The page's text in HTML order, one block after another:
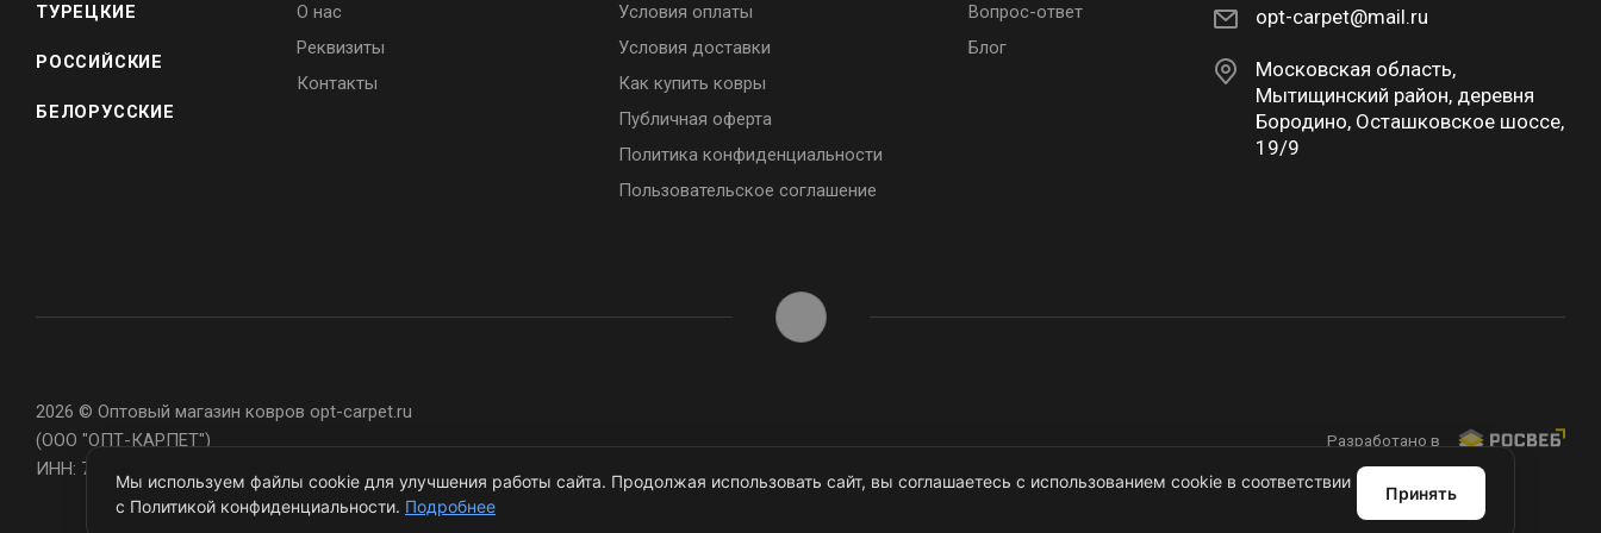
ТУРЕЦКИЕ
РОССИЙСКИЕ
БЕЛОРУССКИЕ
О нас
Реквизиты
Контакты
Условия оплаты
Условия доставки
Как купить ковры
Публичная оферта
Политика конфиденциальности
Пользовательское соглашение
Вопрос-ответ
Блог
opt-carpet@mail.ru
Московская область,
Мытищинский район, деревня
Бородино, Осташковское шоссе,
19/9
2026 © Оптовый магазин ковров opt-carpet.ru
(ООО "ОПТ-КАРПЕТ")
ИНН: 7743907105
Разработано в
Мы используем файлы cookie для улучшения работы сайта. Продолжая использовать сайт, вы соглашаетесь с использованием cookie в соответствии
с Политикой конфиденциальности. Подробнее
Принять